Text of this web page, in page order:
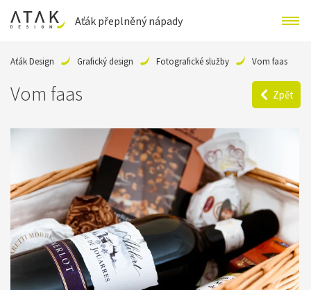
Aťák přeplněný nápady
Aťák Design Grafický design Fotografické služby Vom faas
Vom faas Zpět